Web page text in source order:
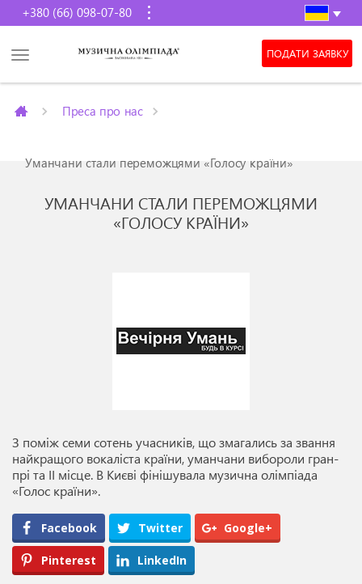
+380 (66) 098-07-80
ПОДАТИ ЗАЯВКУ
Преса про нас
Уманчани стали переможцями «Голосу країни»
УМАНЧАНИ СТАЛИ ПЕРЕМОЖЦЯМИ
«ГОЛОСУ КРАЇНИ»
З поміж семи сотень учасників, що змагались за звання
найкращого вокаліста країни, уманчани вибороли гран-
прі та ІІ місце. В Києві фінішувала музична олімпіада
«Голос країни».
Facebook Twitter Google+
Pinterest LinkedIn